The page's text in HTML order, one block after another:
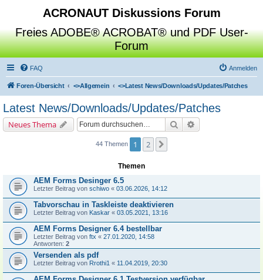
ACRONAUT Diskussions Forum
Freies ADOBE® ACROBAT® und PDF User-
Forum
FAQ Anmelden
Foren-Übersicht <>Allgemein <>Latest News/Downloads/Updates/Patches
Latest News/Downloads/Updates/Patches
Neues Thema Suche
44 Themen 1 2
Themen
AEM Forms Desinger 6.5
Letzter Beitrag von schiwo « 03.06.2026, 14:12
Tabvorschau in Taskleiste deaktivieren
Letzter Beitrag von Kaskar « 03.05.2021, 13:16
AEM Forms Designer 6.4 bestellbar
Letzter Beitrag von ftx « 27.01.2020, 14:58
Antworten: 2
Versenden als pdf
Letzter Beitrag von Rrothi1 « 11.04.2019, 20:30